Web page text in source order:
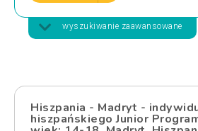
wyszukiwanie zaawansowane
Hiszpania - Madryt -
hiszpańskiego Junior